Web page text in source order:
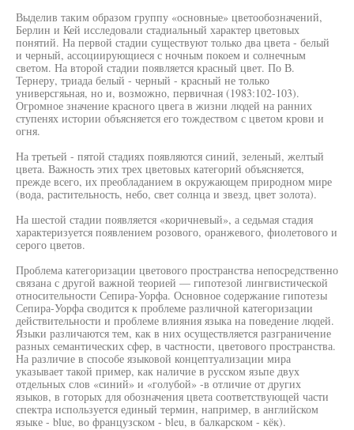
Выделив таким образом группу «основные» цветообозначений,
Берлин и Кей исследовали стадиальный характер цветовых
понятий. На первой стадии существуют только два цвета - белый
и черный, ассоциирующиеся с ночным покоем и солнечным
светом. На второй стадии появляется красный цвет. По В.
Тернеру, триада белый - черный - красный не только
универсгяьная, но и, возможно, первичная (1983:102-103).
Огромное значение красного цвега в жизни людей на ранних
ступенях истории объясняется его тождеством с цветом крови и
огня.
На третьей - пятой стадиях появляются синий, зеленый, желтый
цвета. Важность этих трех цветовых категорий объясняется,
прежде всего, их преобладанием в окружающем природном мире
(вода, растительность, небо, свет солнца и звезд, цвет золота).
На шестой стадии появляется «коричневый», а седьмая стадия
характеризуется появлением розового, оранжевого, фиолетового и
серого цветов.
Проблема категоризации цветового пространства непосредственно
связана с другой важной теорией — гипотезой лингвистической
относительности Сепира-Уорфа. Основное содержание гипотезы
Сепира-Уорфа сводится к проблеме различной категоризации
действительности и проблеме влияния языка на поведение людей.
Языки различаются тем, как в них осуществляется разграничение
разных семантических сфер, в частности, цветового пространства.
На различие в способе языковой концептуализации мира
указывает такой пример, как наличие в русском язьпе двух
отдельных слов «синий» и «голубой» -в отличие от других
языков, в готорых для обозначения цвета соответствующей части
спектра используется единый термин, например, в английском
языке - blue, во французском - bleu, в балкарском - кёк).